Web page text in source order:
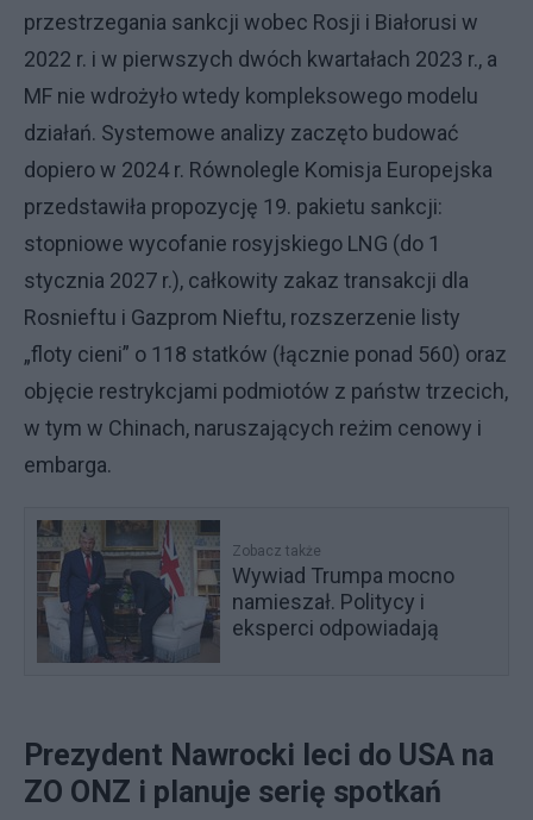
przestrzegania sankcji wobec Rosji i Białorusi w
2022 r. i w pierwszych dwóch kwartałach 2023 r., a
MF nie wdrożyło wtedy kompleksowego modelu
działań. Systemowe analizy zaczęto budować
dopiero w 2024 r. Równolegle Komisja Europejska
przedstawiła propozycję 19. pakietu sankcji:
stopniowe wycofanie rosyjskiego LNG (do 1
stycznia 2027 r.), całkowity zakaz transakcji dla
Rosnieftu i Gazprom Nieftu, rozszerzenie listy
„floty cieni” o 118 statków (łącznie ponad 560) oraz
objęcie restrykcjami podmiotów z państw trzecich,
w tym w Chinach, naruszających reżim cenowy i
embarga.
Zobacz także
Wywiad Trumpa mocno
namieszał. Politycy i
eksperci odpowiadają
Prezydent Nawrocki leci do USA na
ZO ONZ i planuje serię spotkań